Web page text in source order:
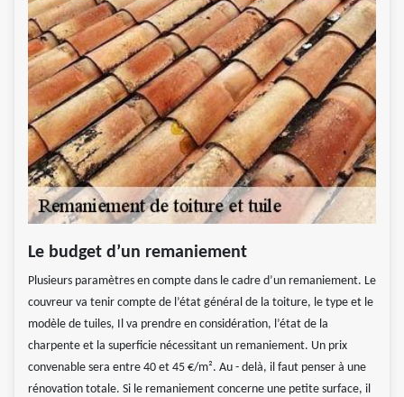
Le budget d’un remaniement
Plusieurs paramètres en compte dans le cadre d’un remaniement. Le
couvreur va tenir compte de l’état général de la toiture, le type et le
modèle de tuiles, Il va prendre en considération, l’état de la
charpente et la superficie nécessitant un remaniement. Un prix
convenable sera entre 40 et 45 €/m². Au - delà, il faut penser à une
rénovation totale. Si le remaniement concerne une petite surface, il